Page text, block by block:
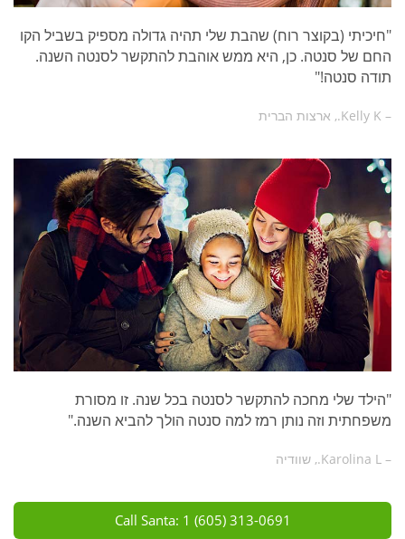
"חיכיתי (בקוצר רוח) שהבת שלי תהיה גדולה מספיק בשביל הקו
החם של סנטה. כן, היא ממש אוהבת להתקשר לסנטה השנה.
תודה סנטה!"
– Kelly K., ארצות הברית
"הילד שלי מחכה להתקשר לסנטה בכל שנה. זו מסורת
משפחתית וזה נותן רמז למה סנטה הולך להביא השנה."
– Karolina L., שוודיה
Call Santa: 1 (605) 313-0691